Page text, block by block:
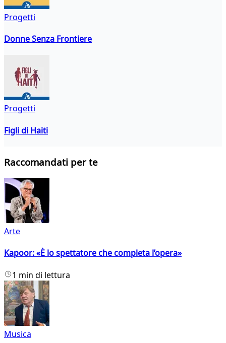
Progetti
Donne Senza Frontiere
Progetti
Figli di Haiti
Raccomandati per te
Arte
Kapoor: «È lo spettatore che completa l’opera»
1 min di lettura
Musica